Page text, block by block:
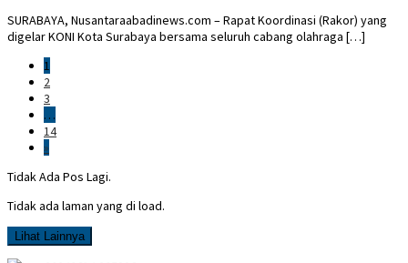
SURABAYA, Nusantaraabadinews.com – Rapat Koordinasi (Rakor) yang
digelar KONI Kota Surabaya bersama seluruh cabang olahraga […]
1
2
3
…
14
»
Tidak Ada Pos Lagi.
Tidak ada laman yang di load.
Lihat Lainnya